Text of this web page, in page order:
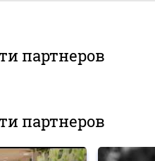
партнеров
партнеров